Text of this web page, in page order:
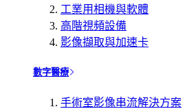
工業用相機與軟體
高階視頻設備
影像擷取與加速卡
數字醫療
手術室影像串流解決方案